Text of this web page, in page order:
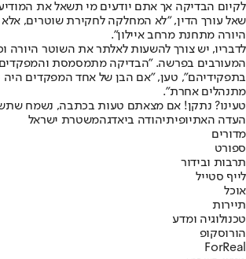
לקיום הבדיקה אך אתם יודעים מי תשאל את
שאל עורך הדין, "לא המחלקה לחקירת שוטרים,
היורה מתחנת מרחב איילון".
לדבריו, יש צורך להשעות לאלתר את השוטר היורה
המעורבים בפרשה. "הבדיקה מתמסמסת
בתפקידיהם", טען, "אם הבן של אחד המפקדים היה
מתנהלים אחרת".
טעינו? נתקן! אם מצאתם טעות בכתבה, נשמח
העדה האתיופיתיהודה ביאדגהמשטרת ישראל
מדורים
ספורט
תרבות ובידור
לייף סטייל
אוכל
תיירות
טכנולוגיה ומדע
הורוסקופ
ForReal